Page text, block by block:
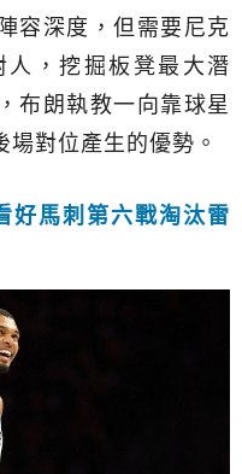
容深度，但需要尼克
，挖掘板凳最大潛
布朗執教一向靠球星
對位產生的優勢。
好馬刺第六戰淘汰雷